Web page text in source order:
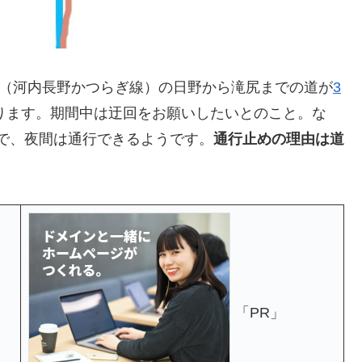
河内長野かつらぎ線）の日野から滝尻までの道が3
ます。期間中は迂回をお願いしたいとのこと。な
夜間は通行できるようです。 通行止めの理由は道
「PR」